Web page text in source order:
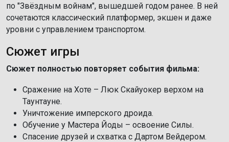
по "Звёздным войнам", вышедшей годом ранее. В ней
сочетаются классический платформер, экшен и даже
уровни с управлением транспортом.
Сюжет игры
Сюжет полностью повторяет события фильма:
Сражение на Хоте – Люк Скайуокер верхом на
Таунтауне.
Уничтожение имперского дроида.
Обучение у Мастера Йоды – освоение Силы.
Спасение друзей и схватка с Дартом Вейдером.